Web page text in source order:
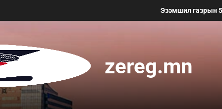
Эзэмшил газрын 50 метр хүртэлх талбайг
zereg.mn